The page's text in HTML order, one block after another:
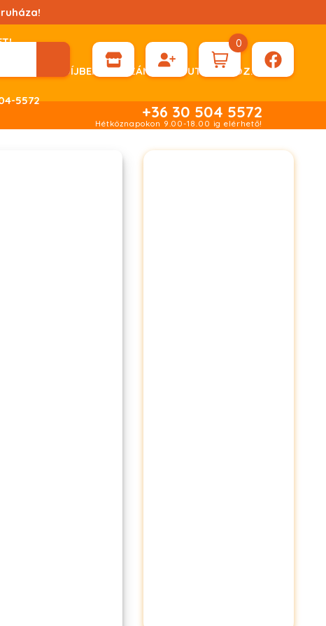
KÉRHET DÍJBEKÉRŐ SZÁMLÁT ÁTUTALÁSHOZ.
5572
0
+36 30 504 5572
Hétköznapokon 9.00-18.00 ig elérhető!